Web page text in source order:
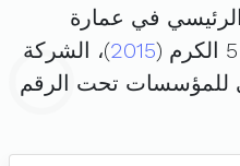
في عمارة
2015)، الشركة
تحت الرقم